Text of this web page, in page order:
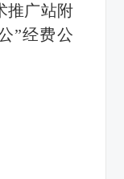
推广站附
”经费公